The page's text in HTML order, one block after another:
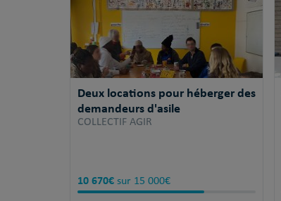
Deux locations pour héberger des
demandeurs d'asile
COLLECTIF AGIR
10 670€ sur 15 000€